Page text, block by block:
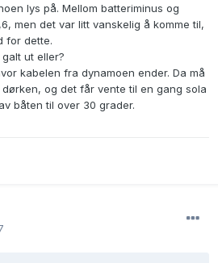
lys på. Mellom batteriminus og
men det var litt vanskelig å komme til,
for dette.
ut eller?
kabelen fra dynamoen ender. Da må
og det får vente til en gang sola
båten til over 30 grader.